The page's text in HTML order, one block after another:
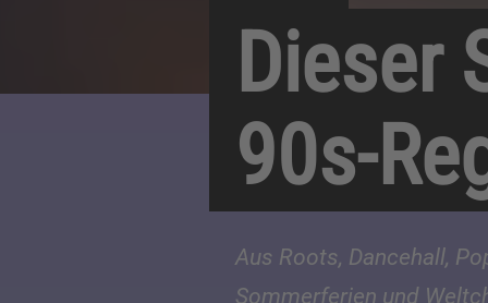
Dieser
90s-
Aus Roots, Dancehall,
Sommerferien und